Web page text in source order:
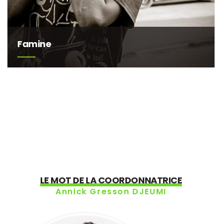
Famine
LE MOT DE LA COORDONNATRICE
Annick Gresson DJEUMI